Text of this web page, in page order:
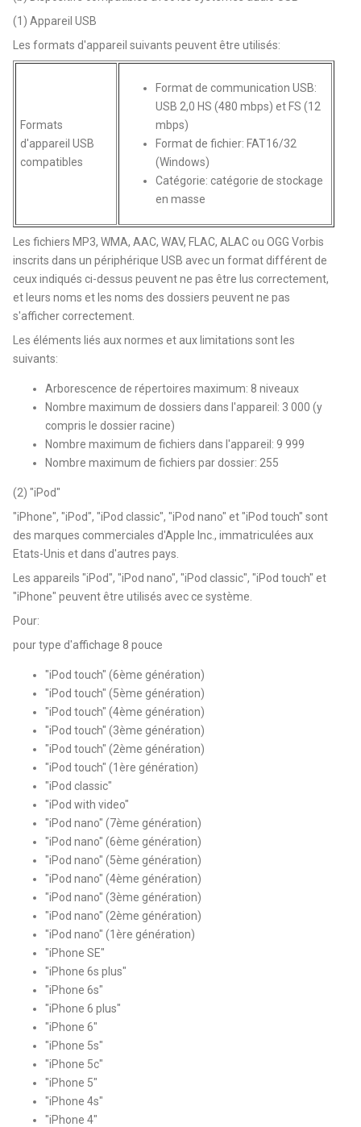
(1) Appareil USB
Les formats d'appareil suivants peuvent être utilisés:
Formats
d'appareil USB
compatibles
Format de communication USB:
USB 2,0 HS (480 mbps) et FS (12
mbps)
Format de fichier: FAT16/32
(Windows)
Catégorie: catégorie de stockage
en masse
Les fichiers MP3, WMA, AAC, WAV, FLAC, ALAC ou OGG Vorbis
inscrits dans un périphérique USB avec un format différent de
ceux indiqués ci-dessus peuvent ne pas être lus correctement,
et leurs noms et les noms des dossiers peuvent ne pas
s'afficher correctement.
Les éléments liés aux normes et aux limitations sont les
suivants:
Arborescence de répertoires maximum: 8 niveaux
Nombre maximum de dossiers dans l'appareil: 3 000 (y
compris le dossier racine)
Nombre maximum de fichiers dans l'appareil: 9 999
Nombre maximum de fichiers par dossier: 255
(2) "iPod"
"iPhone", "iPod", "iPod classic", "iPod nano" et "iPod touch" sont
des marques commerciales d'Apple Inc., immatriculées aux
Etats-Unis et dans d'autres pays.
Les appareils "iPod", "iPod nano", "iPod classic", "iPod touch" et
"iPhone" peuvent être utilisés avec ce système.
Pour:
pour type d'affichage 8 pouce
"iPod touch" (6ème génération)
"iPod touch" (5ème génération)
"iPod touch" (4ème génération)
"iPod touch" (3ème génération)
"iPod touch" (2ème génération)
"iPod touch" (1ère génération)
"iPod classic"
"iPod with video"
"iPod nano" (7ème génération)
"iPod nano" (6ème génération)
"iPod nano" (5ème génération)
"iPod nano" (4ème génération)
"iPod nano" (3ème génération)
"iPod nano" (2ème génération)
"iPod nano" (1ère génération)
"iPhone SE"
"iPhone 6s plus"
"iPhone 6s"
"iPhone 6 plus"
"iPhone 6"
"iPhone 5s"
"iPhone 5c"
"iPhone 5"
"iPhone 4s"
"iPhone 4"